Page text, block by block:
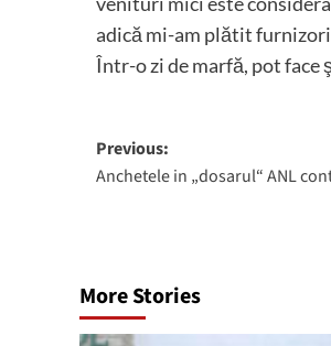
adică mi-am plătit
Într-o zi de marfă, pot face
Post
navigation
Previous:
Anchetele in „dosarul“ ANL
More Stories